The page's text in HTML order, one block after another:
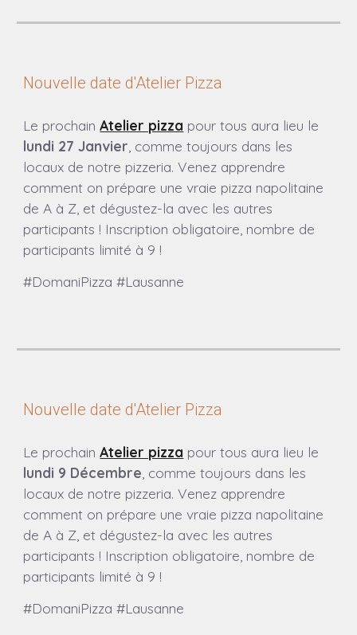
Nouvelle date d'Atelier Pizza
Le prochainAtelier pizza pour tous aura lieu le
lundi 27 Janvier , comme toujours dans les
locaux de notre pizzeria. Venez apprendre
comment on prépare une vraie pizza napolitaine
de A à Z, et dégustez-la avec les autres
participants ! Inscription obligatoire, nombre de
participants limité à 9 !
#DomaniPizza #Lausanne
Nouvelle date d'Atelier Pizza
Le prochainAtelier pizza pour tous aura lieu le
lundi 9 Décembre , comme toujours dans les
locaux de notre pizzeria. Venez apprendre
comment on prépare une vraie pizza napolitaine
de A à Z, et dégustez-la avec les autres
participants ! Inscription obligatoire, nombre de
participants limité à 9 !
#DomaniPizza #Lausanne